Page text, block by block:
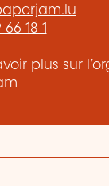
18 1
plus sur